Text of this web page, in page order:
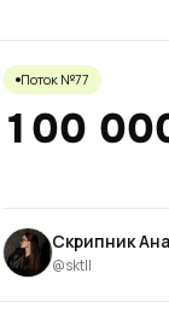
Поток №77
100
@sktll